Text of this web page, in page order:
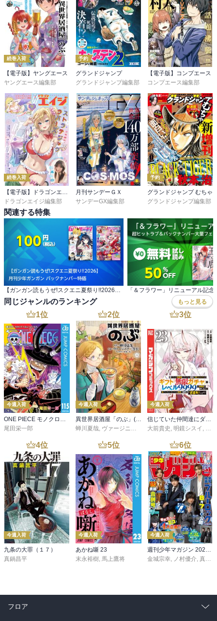
続巻入荷
【電子版】ヤングエース
ヤングエース編集部
予約
グランドジャンプ
グランドジャンプ編集部
【電子版】コンプエース
コンプエース編集部
続巻入荷
ドラゴンエイジ編集部
月刊サンデーＧＸ
サンデーGX編集部
予約
グランドジャンプ むちゃ
グランドジャンプ編集部
関連する特集
同じジャンルのランキング もっと見る
1位
今週入荷
ONE PIECE モノクロ版 115
尾田栄一郎
2位
今週入荷
異世界居酒屋「のぶ」(22)
蝉川夏哉, ヴァージニア二等兵 ,転
3位
今週入荷
信じていた仲間達にダンジョン奥地で殺されかけたがギフト『無限ガチャ』でレベル９９９９の仲間達を手に入れて元パーティーメンバーと世界に復讐＆『ざまぁ！』します！（２３）
大前貴史 , 明鏡シスイ , ｔ
4位
今週入荷
九条の大罪（１７）
真鍋昌平
5位
今週入荷
あかね噺 23
末永裕樹, 馬上鷹将
6位
今週入荷
週刊少年マガジン 2026年36・37号[2026年8月5日発売]
金城宗幸, ノ村優介, 真島ヒロ
フロア